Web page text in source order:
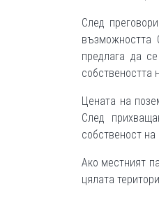
След
възможността
предлага да
собствеността
Цената на
След
собственост
Ако местният
цялата